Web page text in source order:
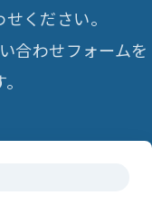
ください。
合わせフォームを